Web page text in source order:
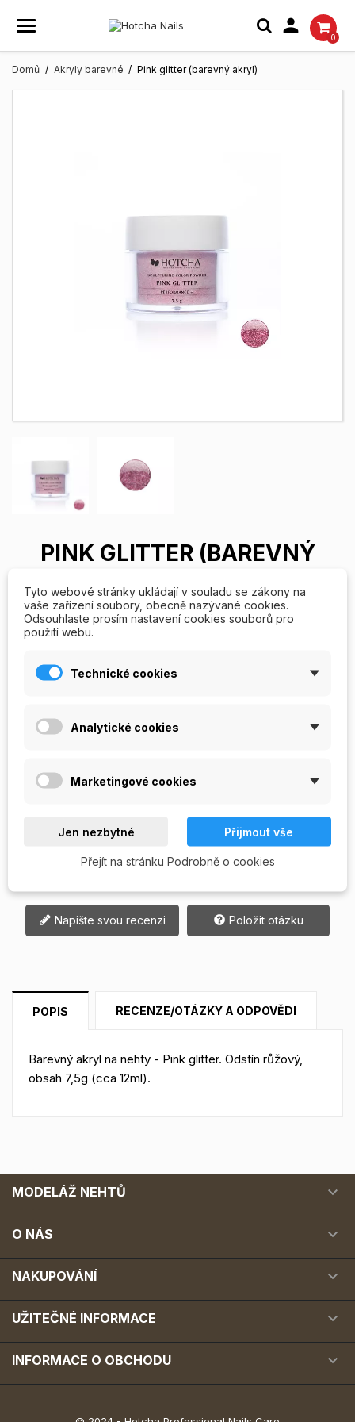

0
Domů Akryly barevné Pink glitter (barevný akryl)
PINK GLITTER (BAREVNÝ
AKRYL)
Barevný akryl - Pink glitter. Odstín růžový, obsah 7,5g (cca
PŘIDAT DO KOŠÍKU
Skladem
Napište svou recenzi Položit otázku
POPIS RECENZE/OTÁZKY A ODPOVĚDI
Barevný akryl na nehty - Pink glitter. Odstín růžový,
obsah 7,5g (cca 12ml) .
MODELÁŽ NEHTŮ 
O NÁS 
NAKUPOVÁNÍ 
UŽITEČNÉ INFORMACE 
INFORMACE O OBCHODU 
Tyto webové stránky ukládají v souladu se zákony na
vaše zařízení soubory, obecně nazývané cookies.
Odsouhlaste prosím nastavení cookies souborů pro
použití webu.
Technické cookies
Analytické cookies
Marketingové cookies
Jen nezbytné Přijmout vše
Přejít na stránku Podrobně o cookies